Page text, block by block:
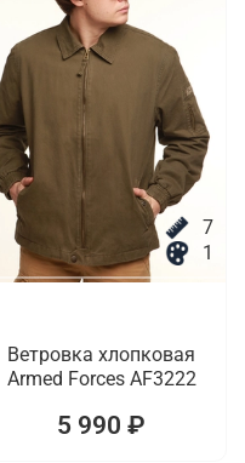
7
1
Ветровка хлопковая
Armed Forces AF3222
5 990 ₽